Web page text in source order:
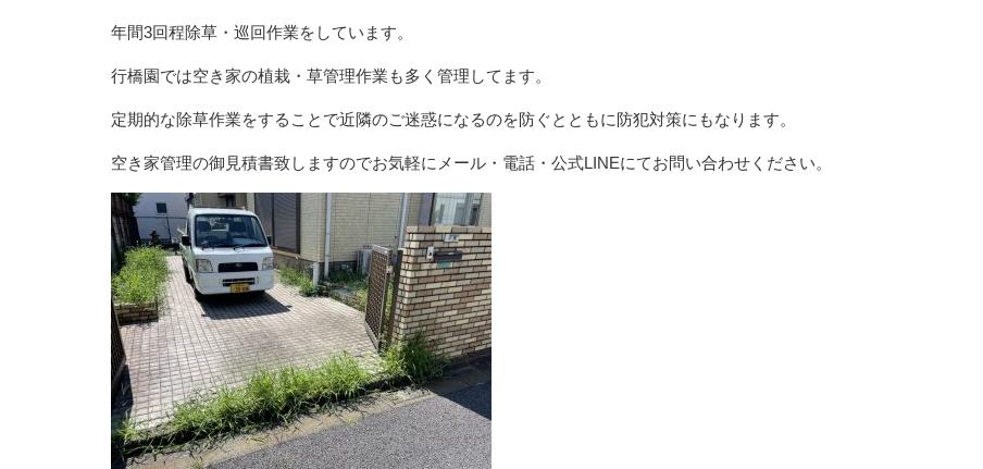
年間3回程除草・巡回作業をしています。
行橋園では空き家の植栽・草管理作業も多く管理してます。
定期的な除草作業をすることで近隣のご迷惑になるのを防ぐとともに防犯対策にもなります。
空き家管理の御見積書致しますのでお気軽にメール・電話・公式LINEにてお問い合わせください。